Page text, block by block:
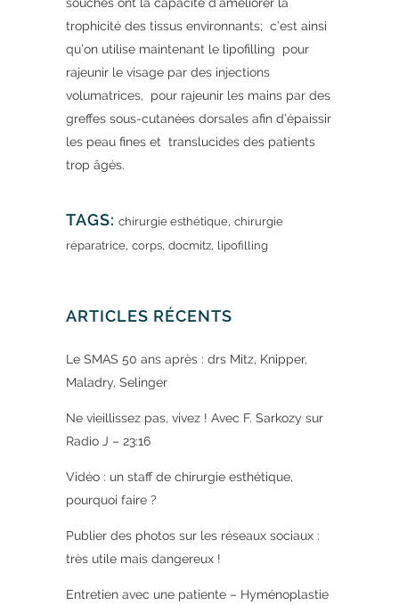
trophicité des tissus environnants; c’est ainsi
qu’on utilise maintenant le lipofilling pour
rajeunir le visage par des injections
volumatrices, pour rajeunir les mains par des
greffes sous-cutanées dorsales afin d’épaissir
les peau fines et translucides des patients
trop âgés.
TAGS: chirurgie esthétique, chirurgie
réparatrice, corps, docmitz, lipofilling
ARTICLES RÉCENTS
Le SMAS 50 ans après : drs Mitz, Knipper,
Maladry, Selinger
Ne vieillissez pas, vivez ! Avec F. Sarkozy sur
Radio J – 23:16
Vidéo : un staff de chirurgie esthétique,
pourquoi faire ?
Publier des photos sur les réseaux sociaux :
très utile mais dangereux !
Entretien avec une patiente – Hyménoplastie